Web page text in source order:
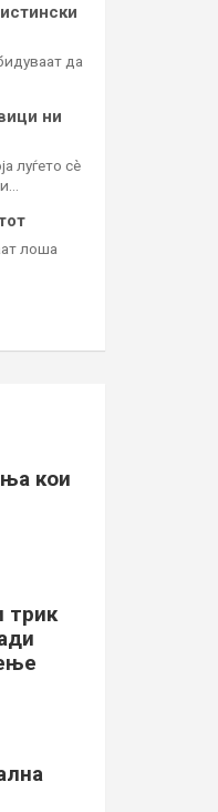
да
ни
луѓето сè
лоша
кои
трик